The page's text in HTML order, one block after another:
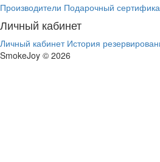
Производители Подарочный
Личный кабинет
Личный кабинет История
SmokeJoy © 2026